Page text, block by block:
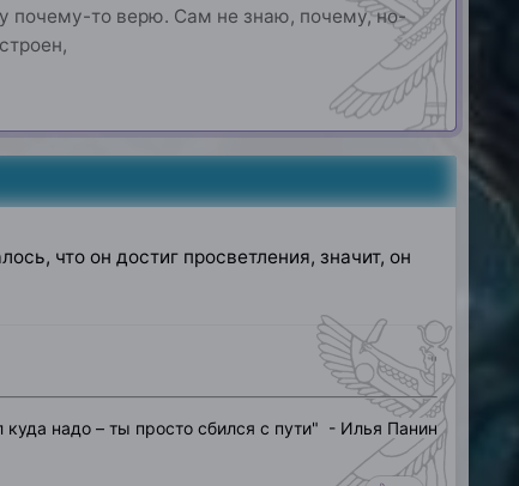
почему-то верю. Сам не знаю, почему, но-
что он достиг просветления, значит, он
"
надо – ты просто сбился с пути" - Илья Панин